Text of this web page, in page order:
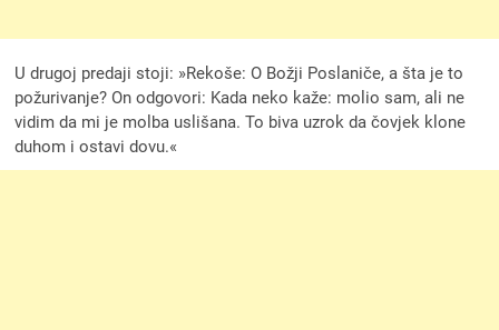
U drugoj predaji stoji: »Rekoše: O Božji Poslaniče, a šta je to
požurivanje? On odgovori: Kada neko kaže: molio sam, ali ne
vidim da mi je molba uslišana. To biva uzrok da čovjek klone
duhom i ostavi dovu.«